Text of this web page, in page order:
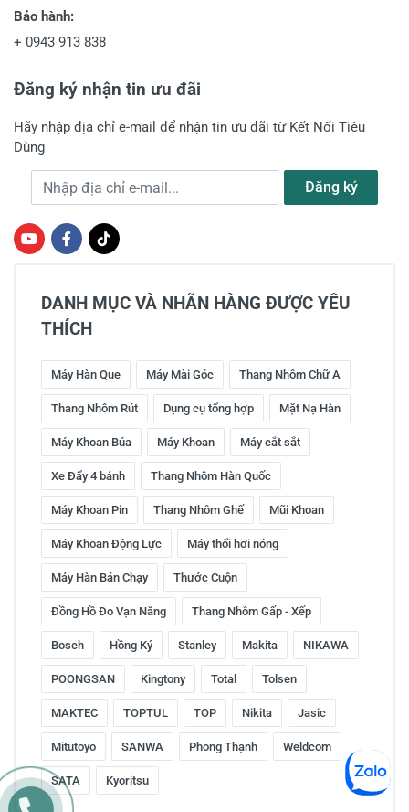
Bảo hành:
+ 0943 913 838
Đăng ký nhận tin ưu đãi
Hãy nhập địa chỉ e-mail để nhận tin ưu đãi từ Kết Nối Tiêu
Dùng
Địa chỉ e-mail Đăng ký
DANH MỤC VÀ NHÃN HÀNG ĐƯỢC YÊU
THÍCH
Máy Hàn Que Máy Mài Góc Thang Nhôm Chữ A
Thang Nhôm Rút Dụng cụ tổng hợp Mặt Nạ Hàn
Máy Khoan Búa Máy Khoan Máy cắt sắt
Xe Đẩy 4 bánh Thang Nhôm Hàn Quốc
Máy Khoan Pin Thang Nhôm Ghế Mũi Khoan
Máy Khoan Động Lực Máy thổi hơi nóng
Máy Hàn Bán Chạy Thước Cuộn
Đồng Hồ Đo Vạn Năng Thang Nhôm Gấp - Xếp
Bosch Hồng Ký Stanley Makita NIKAWA
POONGSAN Kingtony Total Tolsen
MAKTEC TOPTUL TOP Nikita Jasic
Mitutoyo SANWA Phong Thạnh Weldcom
SATA Kyoritsu